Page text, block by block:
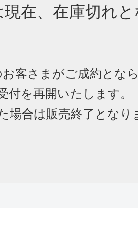
現在、在庫切れ
客さまがご成約とな
付を再開いたします。
場合は販売終了となり